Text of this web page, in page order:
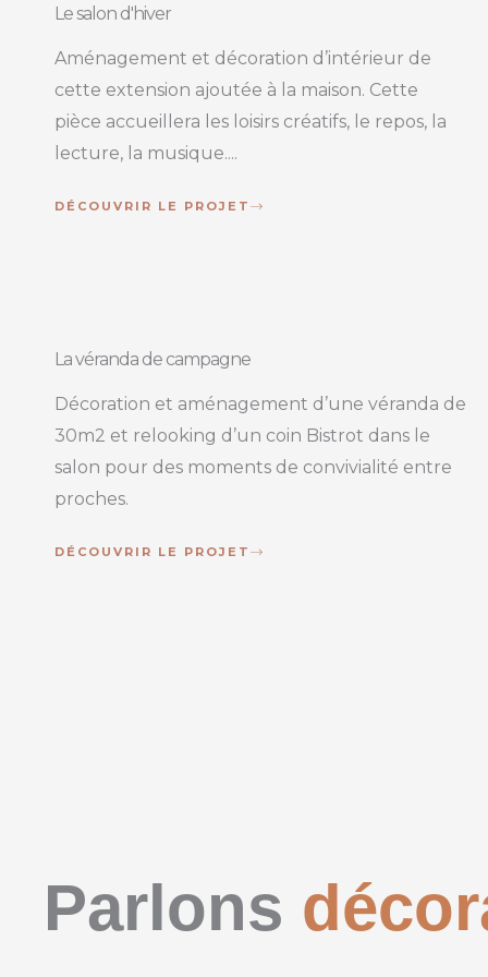
Le salon d'hiver
Aménagement et décoration d’intérieur de
cette extension ajoutée à la maison. Cette
pièce accueillera les loisirs créatifs, le repos, la
lecture, la musique....
DÉCOUVRIR LE PROJET
La véranda de campagne
Décoration et aménagement d’une véranda de
30m2 et relooking d’un coin Bistrot dans le
salon pour des moments de convivialité entre
proches.
DÉCOUVRIR LE PROJET
Parlons